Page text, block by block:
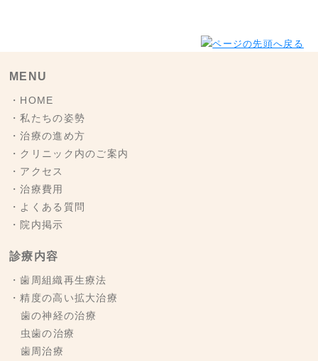
MENU
・HOME
・私たちの姿勢
・治療の進め方
・クリニック内のご案内
・アクセス
・治療費用
・よくある質問
・院内掲示
診療内容
・歯周組織再生療法
・精度の高い拡大治療
歯の神経の治療
虫歯の治療
歯周治療